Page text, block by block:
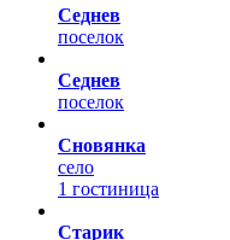
Седнев
поселок
Седнев
поселок
Сновянка
село
1 гостиница
Старик